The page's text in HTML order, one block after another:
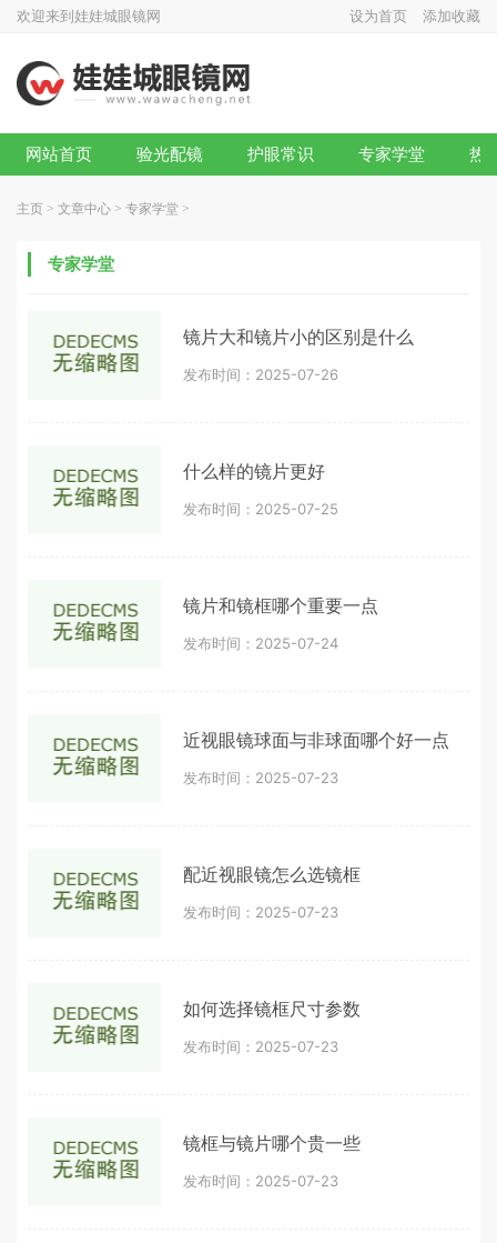
欢迎来到娃娃城眼镜网 设为首页 添加收藏
网站首页 验光配镜 护眼常识 专家学堂 热
主页 > 文章中心 > 专家学堂 >
专家学堂
镜片大和镜片小的区别是什么
发布时间：2025-07-26
什么样的镜片更好
发布时间：2025-07-25
镜片和镜框哪个重要一点
发布时间：2025-07-24
近视眼镜球面与非球面哪个好一点
发布时间：2025-07-23
配近视眼镜怎么选镜框
发布时间：2025-07-23
如何选择镜框尺寸参数
发布时间：2025-07-23
镜框与镜片哪个贵一些
发布时间：2025-07-23